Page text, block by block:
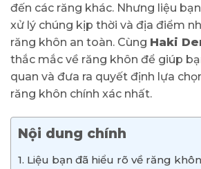
đến các răng khác. Nhưng liệu
xử lý chúng kịp thời và địa điểm
răng khôn an toàn. Cùng Haki
thắc mắc về răng khôn để giúp
quan và đưa ra quyết định lựa
răng khôn chính xác nhất.
Nội dung chính
1. Liệu bạn đã hiểu rõ về răng